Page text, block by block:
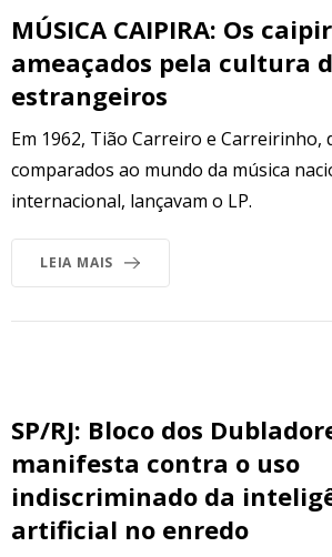
MÚSICA CAIPIRA: Os
ameaçados pela cultura
estrangeiros
Em 1962, Tião Carreiro e Carreirinho,
comparados ao mundo da música
internacional, lançavam o LP.
LEIA MAIS
SP/RJ: Bloco dos
manifesta contra o uso
indiscriminado da
artificial no enredo